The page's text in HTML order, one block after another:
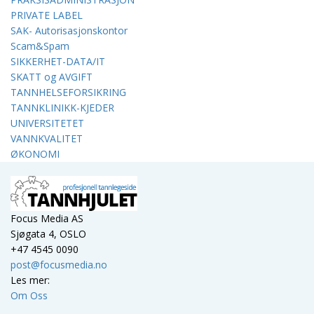
PRIVATE LABEL
SAK- Autorisasjonskontor
Scam&Spam
SIKKERHET-DATA/IT
SKATT og AVGIFT
TANNHELSEFORSIKRING
TANNKLINIKK-KJEDER
UNIVERSITETET
VANNKVALITET
ØKONOMI
Focus Media AS
Sjøgata 4, OSLO
+47 4545 0090
post@focusmedia.no
Les mer:
Om Oss